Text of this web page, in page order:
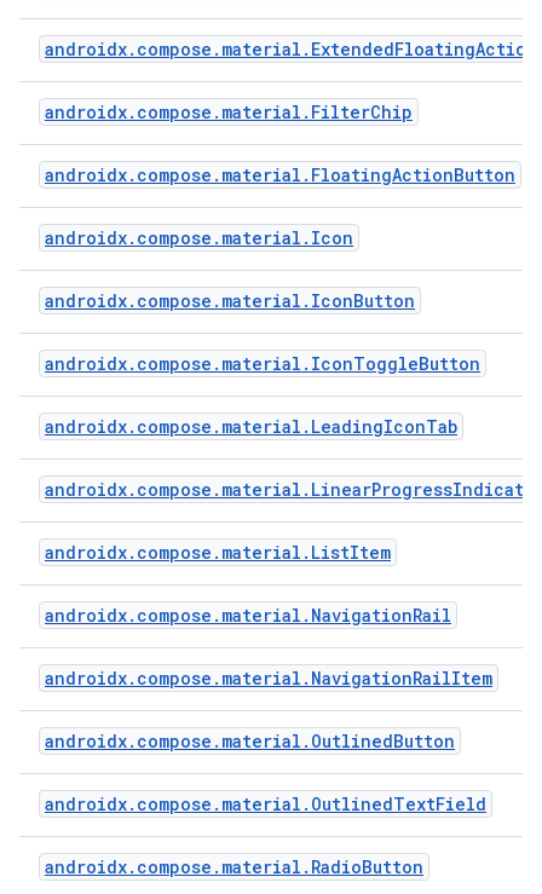
androidx.compose.material.FilterChip
androidx.compose.material.FloatingActionButton
androidx.compose.material.Icon
androidx.compose.material.IconButton
androidx.compose.material.IconToggleButton
androidx.compose.material.LeadingIconTab
androidx.compose.material.ListItem
androidx.compose.material.NavigationRail
androidx.compose.material.NavigationRailItem
androidx.compose.material.OutlinedButton
androidx.compose.material.OutlinedTextField
androidx.compose.material.RadioButton